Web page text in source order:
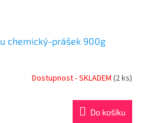
chemický-prášek 900g
Dostupnost - SKLADEM (2 ks)
Do košíku